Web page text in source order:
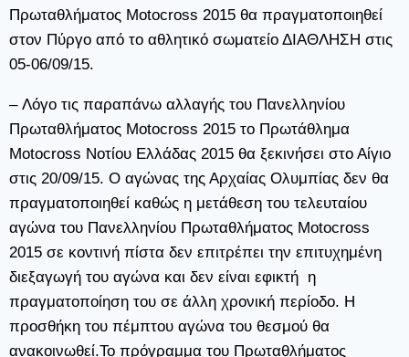
Πρωταθλήματος Motocross 2015 θα πραγματοποιηθεί
στον Πύργο από το αθλητικό σωματείο ΔΙΑΘΛΗΣΗ στις
05-06/09/15.
– Λόγο τις παραπάνω αλλαγής του Πανελληνίου
Πρωταθλήματος Motocross 2015 το Πρωτάθλημα
Motocross Νοτίου Ελλάδας 2015 θα ξεκινήσει στο Αίγιο
στις 20/09/15. Ο αγώνας της Αρχαίας Ολυμπίας δεν θα
πραγματοποιηθεί καθώς η μετάθεση του τελευταίου
αγώνα του Πανελληνίου Πρωταθλήματος Motocross
2015 σε κοντινή πίστα δεν επιτρέπει την επιτυχημένη
διεξαγωγή του αγώνα και δεν είναι εφικτή η
πραγματοποίηση του σε άλλη χρονική περίοδο. Η
προσθήκη του πέμπτου αγώνα του θεσμού θα
ανακοινωθεί.Το πρόγραμμα του Πρωταθλήματος